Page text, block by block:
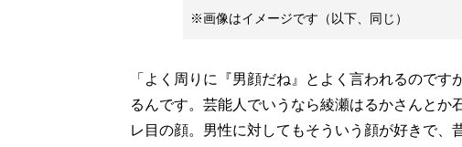
※画像はイメージです（以下、同じ）
「よく周りに『男顔だね』とよく言われるので
るんです。芸能人でいうなら綾瀬はるかさんと
レ目の顔。男性に対してもそういう顔が好きで